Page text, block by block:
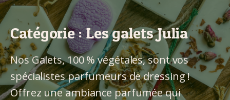
Catégorie :Les galets Julia
Nos Galets, 100 % végétales, sont vos
spécialistes parfumeurs de dressing !
Offrez une ambiance parfumée qui